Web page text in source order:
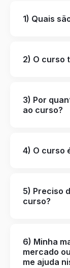
1) Quais
2) O curso
3) Por
ao curso?
4) O curso
5) Preciso
curso?
6) Minha
mercado
me ajuda